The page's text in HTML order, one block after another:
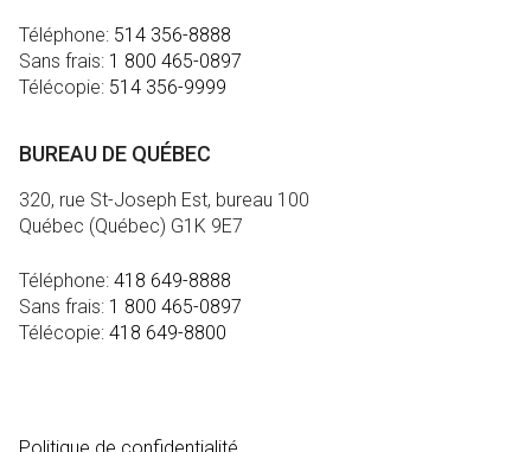
Téléphone: 514 356-8888
Sans frais: 1 800 465-0897
Télécopie: 514 356-9999
BUREAU DE QUÉBEC
320, rue St-Joseph Est, bureau 100
Québec (Québec) G1K 9E7
Téléphone: 418 649-8888
Sans frais: 1 800 465-0897
Télécopie: 418 649-8800